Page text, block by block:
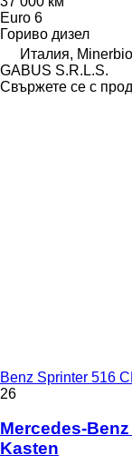
Euro 6
Гориво дизел
Италия, Minerbio
GABUS S.R.L.S.
Свържете се с
Benz Sprinter 516
26
Mercedes-
Kasten